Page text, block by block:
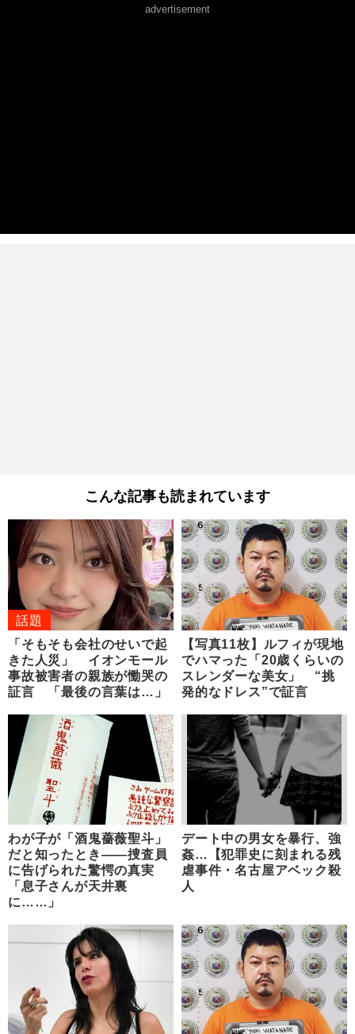
advertisement
こんな記事も読まれています
話題
「そもそも会社のせいで起
きた人災」 イオンモール
事故被害者の親族が慟哭の
証言 「最後の言葉は…」
【写真11枚】ルフィが現地
でハマった「20歳くらいの
スレンダーな美女」 “挑
発的なドレス”で証言
わが子が「酒鬼薔薇聖斗」
だと知ったとき――捜査員
に告げられた驚愕の真実
「息子さんが天井裏
に……」
デート中の男女を暴行、強
姦…【犯罪史に刻まれる残
虐事件・名古屋アベック殺
人